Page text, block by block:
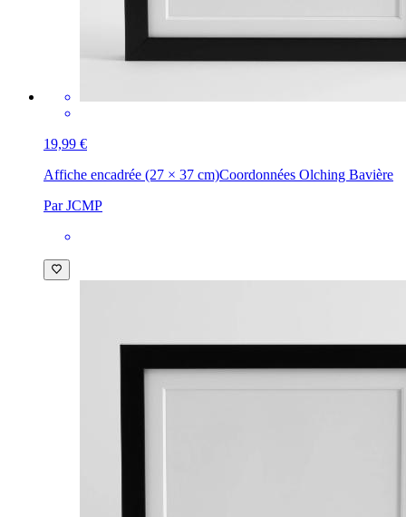
19,99 €
Affiche encadrée (27 × 37 cm)Coordonnées Olching Bavière
Par JCMP